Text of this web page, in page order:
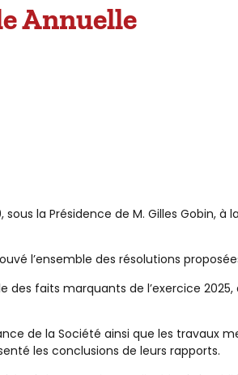
Annuelle
la Présidence de M. Gilles Gobin, à
l’ensemble des résolutions
faits marquants de l’exercice
de la Société ainsi que les travaux
les conclusions de leurs rapports.